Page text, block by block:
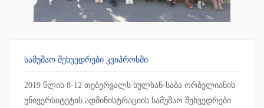
ᲡᲐᲛᲣᲨᲐᲝ ᲨᲔᲮᲕᲔᲓᲠᲔᲑᲘ ᲙᲕᲘᲞᲠᲝᲡᲨᲘ
2019 წლის 8-12 თებერვალს სულხან-საბა ორბელიანის
უნივერსიტეტის ადმინისტრაციის სამუშაო შეხვედრები